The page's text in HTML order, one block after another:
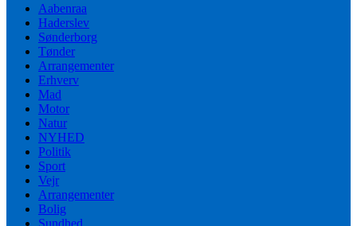
Aabenraa
Haderslev
Sønderborg
Tønder
Arrangementer
Erhverv
Mad
Motor
Natur
NYHED
Politik
Sport
Vejr
Arrangementer
Bolig
Sundhed